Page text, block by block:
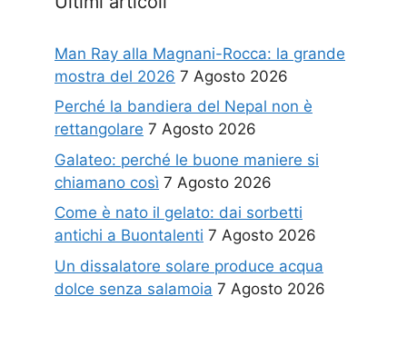
Man Ray alla Magnani-Rocca: la grande
mostra del 2026 7 Agosto 2026
Perché la bandiera del Nepal non è
rettangolare 7 Agosto 2026
Galateo: perché le buone maniere si
chiamano così 7 Agosto 2026
Come è nato il gelato: dai sorbetti
antichi a Buontalenti 7 Agosto 2026
Un dissalatore solare produce acqua
dolce senza salamoia 7 Agosto 2026